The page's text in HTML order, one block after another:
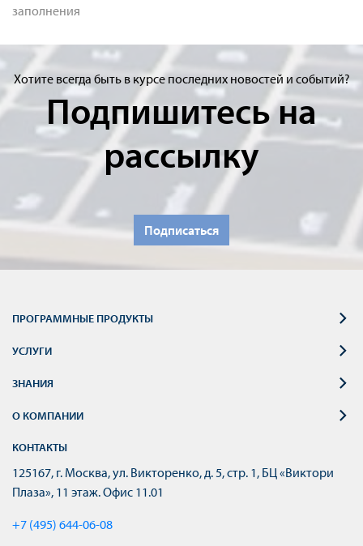
заполнения
Хотите всегда быть в курсе последних новостей и событий?
Подпишитесь на
рассылку
Подписаться
ПРОГРАММНЫЕ ПРОДУКТЫ
УСЛУГИ
ЗНАНИЯ
О КОМПАНИИ
КОНТАКТЫ
125167, г. Москва, ул. Викторенко, д. 5, стр. 1, БЦ «Виктори
Плаза», 11 этаж. Офис 11.01
+7 (495) 644-06-08